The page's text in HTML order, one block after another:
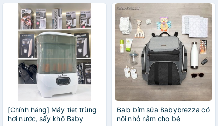
[Chính hãng] Máy tiệt trùng
hơi nước, sấy khô Baby
Balo bỉm sữa Babybrezza có
nôi nhỏ nằm cho bé